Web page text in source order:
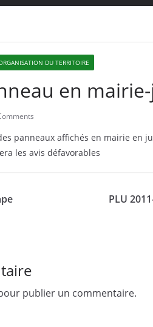
DU TERRITOIRE
en
panneaux affichés en mairie en
les avis défavorables
PLU
publier un commentaire.